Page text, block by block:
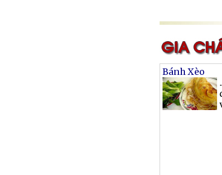
Bánh Xèo